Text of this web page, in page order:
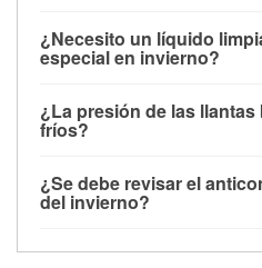
debajo de los 32 °F y
su potencia de arranque
arranque.
¿Necesito un líquido
especial en invierno?
la congelación y ayuda a
derretida en la carretera
¿La presión de las llantas
fríos?
alrededor de 1 PSI por cada
temperatura. Puedes
¿Se debe revisar el
del invierno?